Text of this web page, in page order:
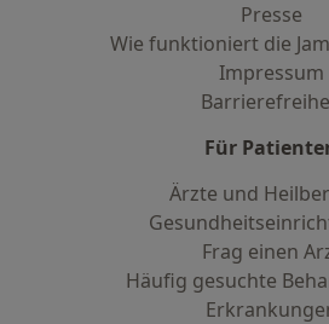
Presse
Wie funktioniert die
Impressum
Für
Ärzte und
Frag einen
Häufig gesuchte